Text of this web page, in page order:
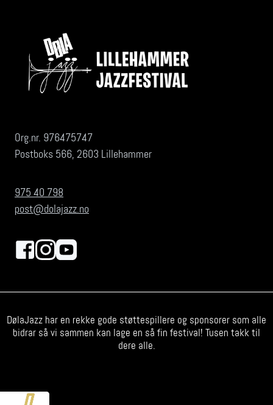
Org.nr. 976475747
Postboks 566, 2603 Lillehammer
975 40 798
post@dolajazz.no
DølaJazz har en rekke gode støttespillere og sponsorer som alle
bidrar så vi sammen kan lage en så fin festival! Tusen takk til
dere alle.